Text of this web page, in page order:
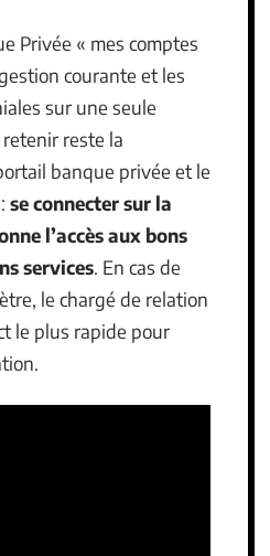
Privée « mes comptes
courante et les
sur une seule
reste la
banque privée et le
se connecter sur la
l’accès aux bons
services. En cas de
le chargé de relation
le plus rapide pour